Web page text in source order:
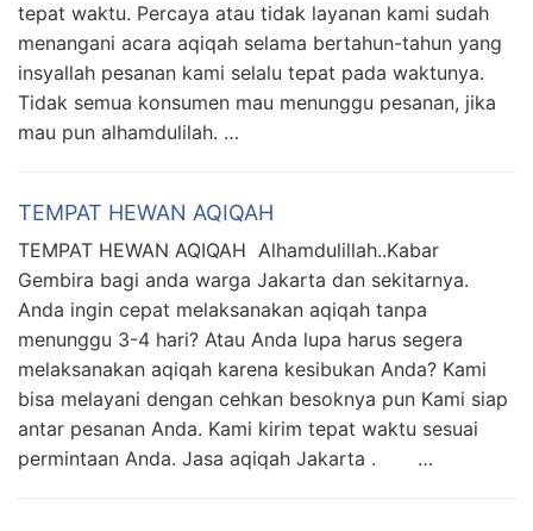
tepat waktu. Percaya atau tidak layanan kami sudah
menangani acara aqiqah selama bertahun-tahun yang
insyallah pesanan kami selalu tepat pada waktunya.
Tidak semua konsumen mau menunggu pesanan, jika
mau pun alhamdulilah. …
TEMPAT HEWAN AQIQAH
TEMPAT HEWAN AQIQAH Alhamdulillah..Kabar
Gembira bagi anda warga Jakarta dan sekitarnya.
Anda ingin cepat melaksanakan aqiqah tanpa
menunggu 3-4 hari? Atau Anda lupa harus segera
melaksanakan aqiqah karena kesibukan Anda? Kami
bisa melayani dengan cehkan besoknya pun Kami siap
antar pesanan Anda. Kami kirim tepat waktu sesuai
permintaan Anda. Jasa aqiqah Jakarta . …